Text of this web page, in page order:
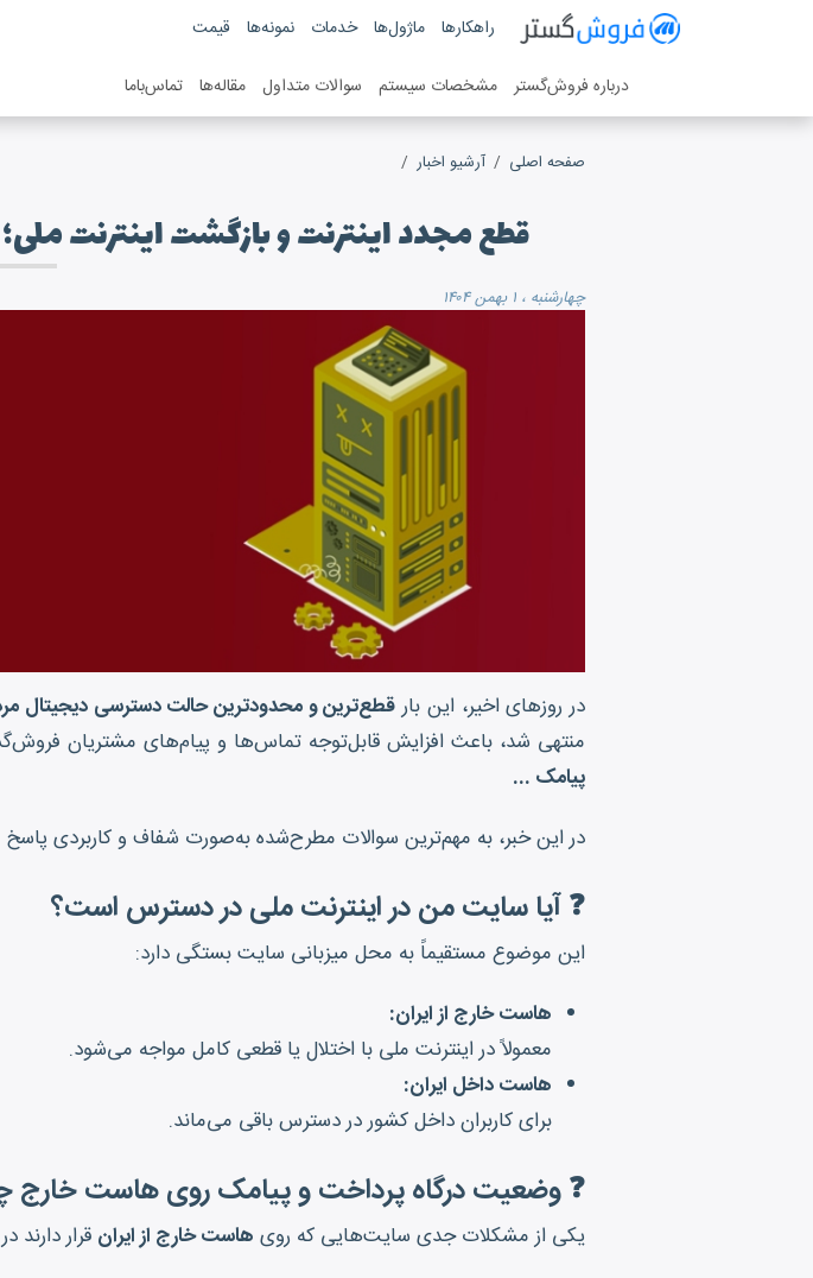
فروش گستر
راهکارها ماژول‌ها خدمات نمونه‌ها قیمت
درباره فروش‌گستر مشخصات سیستم سوالات متداول مقاله‌ها تماس‌باما
صفحه اصلی آرشیو اخبار
قطع مجدد اینترنت و بازگشت اینترنت
چهارشنبه ، ۱ بهمن ۱۴۰۴
در روزهای اخیر، این بارقطع‌ترین و محدودترین حالت دسترسی دیجیتال
منتهی شد، باعث افزایش قابل‌توجه تماس‌ها و پیام‌های مشتریان
پیامک ...
در این خبر، به مهم‌ترین سوالات مطرح‌شده به‌صورت شفاف و کاربردی
❓ آیا سایت من در اینترنت ملی در دسترس است؟
این موضوع مستقیماً به محل میزبانی سایت بستگی دارد:
هاست خارج از ایران:
معمولاً در اینترنت ملی با اختلال یا قطعی کامل مواجه می‌شود.
هاست داخل ایران:
برای کاربران داخل کشور در دسترس باقی می‌ماند.
❓ وضعیت درگاه پرداخت و پیامک روی هاست
یکی از مشکلات جدی سایت‌هایی که روی هاست خارج از ایران قرار دارند